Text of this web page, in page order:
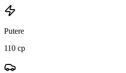
Putere
110 cp